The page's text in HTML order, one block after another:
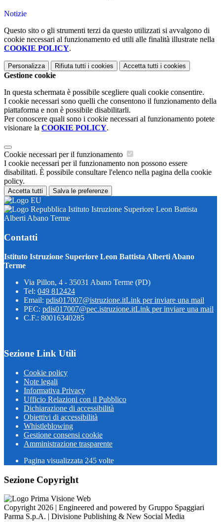
Notizie
Questo sito o gli strumenti terzi da questo utilizzati si avvalgono di
cookie necessari al funzionamento ed utili alle finalità illustrate nella
COOKIE POLICY.
Personalizza Rifiuta tutti i cookies Accetta tutti i cookies
Gestione cookie
In questa schermata è possibile scegliere quali cookie consentire.
I cookie necessari sono quelli che consentono il funzionamento della
piattaforma e non è possibile disabilitarli.
Per conoscere quali sono i cookie necessari al funzionamento potete
visionare la COOKIE POLICY.
Cookie necessari per il funzionamento
I cookie necessari per il funzionamento non possono essere
disabilitati. È possibile consultare l'elenco nella pagina della cookie
policy.
Accetta tutti Salva le preferenze
Istituto Istruzione Superiore Leon Battista
Alberti Abano Terme
Contatti
Istituto Istruzione Superiore Leon Battista Alberti Abano
Terme
Via Pillon, 4 - 35031 Abano Terme (PD)
Tel: 049 812424
Email: pdis017007@istruzione.itLink per inviare una mail
PEC: pdis017007@pec.istruzione.itLink per inviare una mail
C.F.: 80016340285
Sezione Link Utili
Cookie policy
Note legali
Informativa Privacy
Ufficio Relazioni con il Pubblico
Dichiarazione di accessibilità
Obiettivi di accessibilità
Whistleblowing
Gestione consensi cookie
Amministrazione trasparente
Pagina visualizzata 245 volte
Sezione Copyright
Copyright 2026 | Engineered and powered by Gruppo Spaggiari
Parma S.p.A. | Divisione Publishing & New Social Media